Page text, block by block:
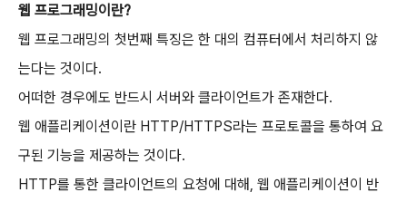
웹 프로그래밍이란?
웹 프로그래밍의 첫번째 특징은 한 대의 컴퓨터에서 처리하지 않
는다는 것이다.
어떠한 경우에도 반드시 서버와 클라이언트가 존재한다.
웹 애플리케이션이란 HTTP/HTTPS라는 프로토콜을 통하여 요
구된 기능을 제공하는 것이다.
HTTP를 통한 클라이언트의 요청에 대해, 웹 애플리케이션이 반